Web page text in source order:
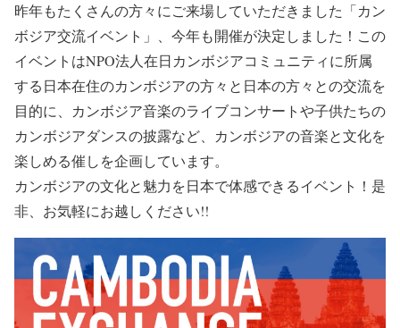
昨年もたくさんの方々にご来場していただきました「カン
ボジア交流イベント」、今年も開催が決定しました！この
イベントはNPO法人在日カンボジアコミュニティに所属
する日本在住のカンボジアの方々と日本の方々との交流を
目的に、カンボジア音楽のライブコンサートや子供たちの
カンボジアダンスの披露など、カンボジアの音楽と文化を
楽しめる催しを企画しています。
カンボジアの文化と魅力を日本で体感できるイベント！是
非、お気軽にお越しください!!